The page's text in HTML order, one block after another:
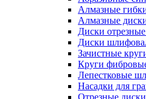
Алмазные
Алмазные
Диски
Диски
Зачистные
Круги
Лепестковые
Насадки для
Отрезные